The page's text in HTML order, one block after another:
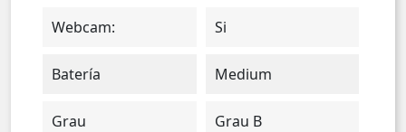
Webcam: Si
Batería Medium
Grau Grau B